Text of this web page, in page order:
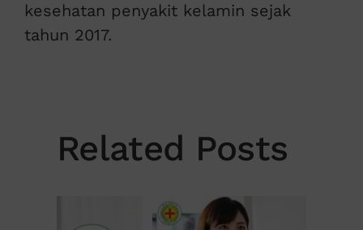
kesehatan penyakit kelamin sejak
tahun 2017.
Related Posts